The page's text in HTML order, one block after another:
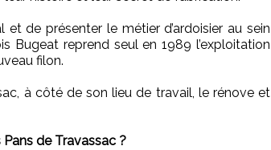
de présenter le métier d’ardoisier au sein
Bugeat reprend seul en 1989 l’exploitation
filon.
à côté de son lieu de travail, le rénove et
de Travassac ?